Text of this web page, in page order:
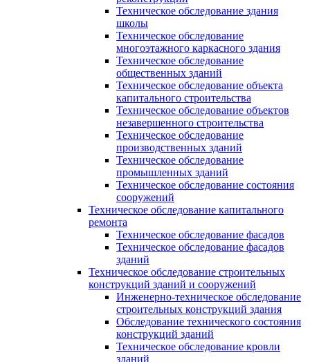
Техническое обследование здания
школы
Техническое обследование
многоэтажного каркасного здания
Техническое обследование
общественных зданий
Техническое обследование объекта
капитального строительства
Техническое обследование объектов
незавершенного строительства
Техническое обследование
производственных зданий
Техническое обследование
промышленных зданий
Техническое обследование состояния
сооружений
Техническое обследование капитального
ремонта
Техническое обследование фасадов
Техническое обследование фасадов
зданий
Техническое обследование строительных
конструкций зданий и сооружений
Инженерно-техническое обследование
строительных конструкций здания
Обследование технического состояния
конструкций зданий
Техническое обследование кровли
зданий